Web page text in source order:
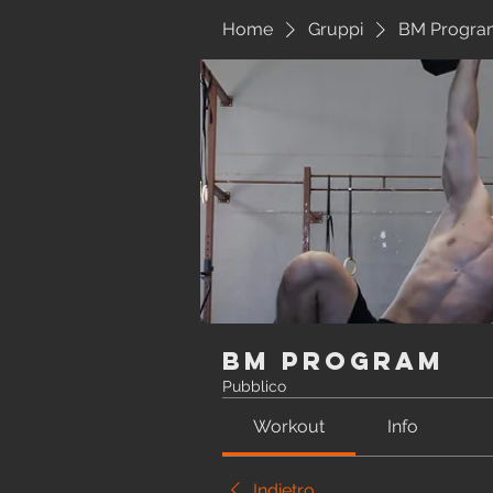
Home Gruppi BM
BM Program
Pubblico
Workout Info